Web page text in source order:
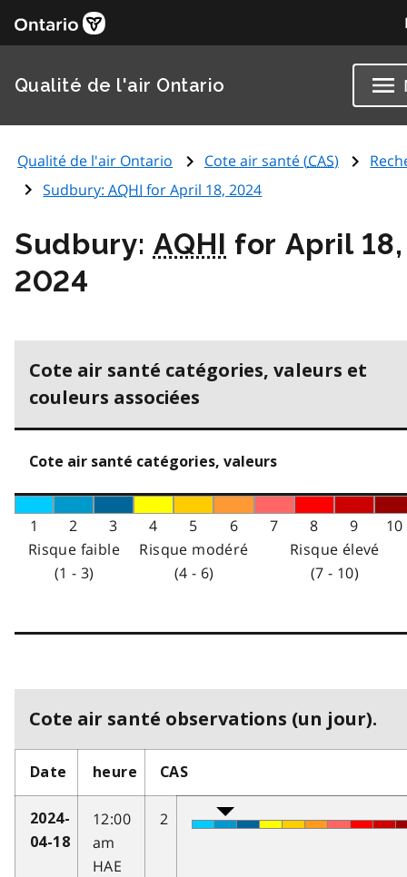
Qualité de l'air Ontario
Qualité de l'air Ontario Cote air santé (CAS)
Sudbury:AQHI for April 18, 2024
Sudbury: AQHI for April 18,
2024
Cote air santé catégories, valeurs et
couleurs associées
Cote air santé catégories, valeurs
1 2 3 4 5 6 7 8 9
10
Risque faible
(1 - 3)
Risque modéré
(4 - 6)
Risque élevé
(7 - 10)
Cote air santé observations (un jour).
Date heure CAS
2024-
04-18
12:00
am
HAE
2